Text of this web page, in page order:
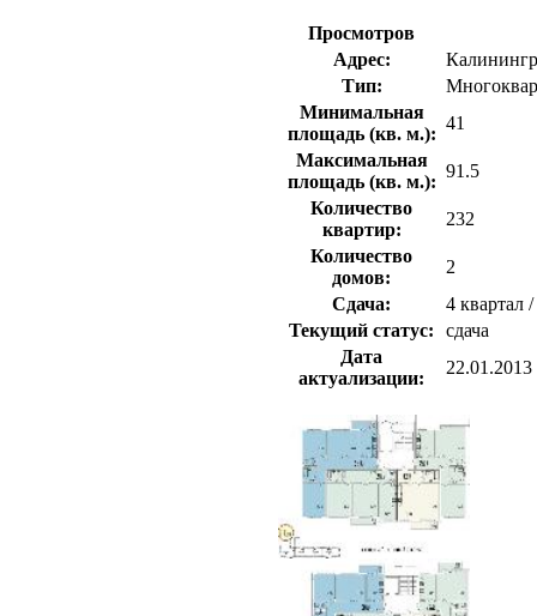
Просмотров
Адрес:
Тип:
Минимальная
площадь (кв. м.):
41
Максимальная
площадь (кв. м.):
91.5
Количество
квартир:
232
Количество
домов:
2
Сдача:
4 квартал
Текущий статус:
сдача
Дата
актуализации:
22.01.2013